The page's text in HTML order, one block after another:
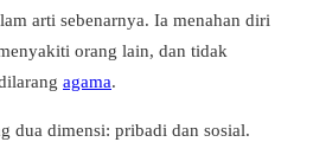
arti sebenarnya. Ia menahan diri
orang lain, dan tidak
agama.
dua dimensi: pribadi dan sosial.